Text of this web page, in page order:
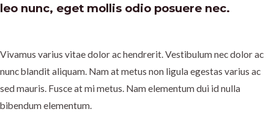
leo nunc, eget mollis odio posuere nec.
Vivamus varius vitae dolor ac hendrerit. Vestibulum nec dolor ac
nunc blandit aliquam. Nam at metus non ligula egestas varius ac
sed mauris. Fusce at mi metus. Nam elementum dui id nulla
bibendum elementum.